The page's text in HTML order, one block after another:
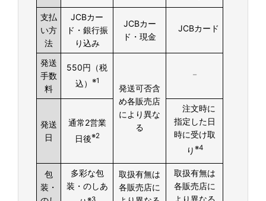
支払
い方
法
JCBカー
ド・銀行振
り込み
JCBカー
ド・現金
JCBカード
発送
手数
料
550円（税
込）
※1
発送可否含
め各販売店
により異な
る
－
発送
日
通常2営業
日後※2
注文時に
指定した日
時に受け取
り ※4
包
装・
多彩な包
装・のしあ
※3
取扱有無は
各販売店に
取扱有無は
各販売店に
より異なる